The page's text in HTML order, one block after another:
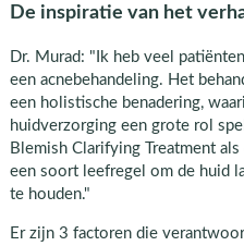
De inspiratie van het
Dr. Murad: "Ik heb veel
een acnebehandeling. Het
een holistische benadering,
huidverzorging een grote rol
Blemish Clarifying Treatment
een soort leefregel om de huid
te houden."
Er zijn 3 factoren die